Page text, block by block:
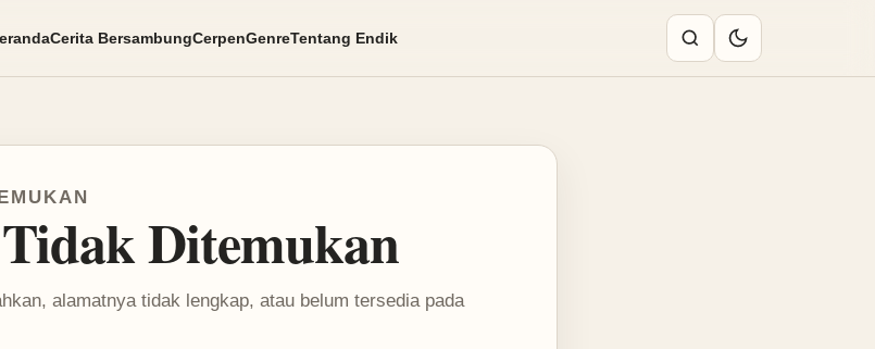
Cerita BersambungCerpenGenreTentang Endik
Ditemukan
alamatnya tidak lengkap, atau belum tersedia pada